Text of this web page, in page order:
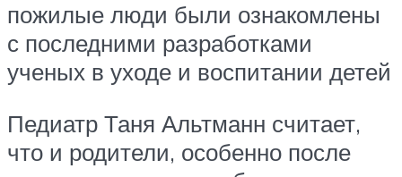
пожилые люди были ознакомлены
с последними разработками
ученых в уходе и воспитании детей
Педиатр Таня Альтманн считает,
что и родители, особенно после